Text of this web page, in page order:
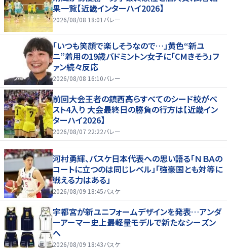
果一覧【近畿インターハイ2026】
2026/08/08 18:01 バレー
「いつも笑顔で楽しそうなので…」黄色“新ユ
ニ”着用の19歳バドミントン女子に「CMきそう」フ
ァン続々反応
2026/08/08 16:10バレー
前回大会王者の鎮西高らすべてのシード校がベ
スト4入り 大会最終日の勝負の行方は【近畿イン
ターハイ2026】
2026/08/07 22:22バレー
河村勇輝、バスケ日本代表への思い語る「ＮＢＡの
コートに立つのは同じレベル」「強豪国とも対等に
戦える力はある」
2026/08/09 18:45バスケ
宇都宮が新ユニフォームデザインを発表…アンダ
ーアーマー史上最軽量モデルで新たなシーズン
へ
2026/08/09 18:43バスケ